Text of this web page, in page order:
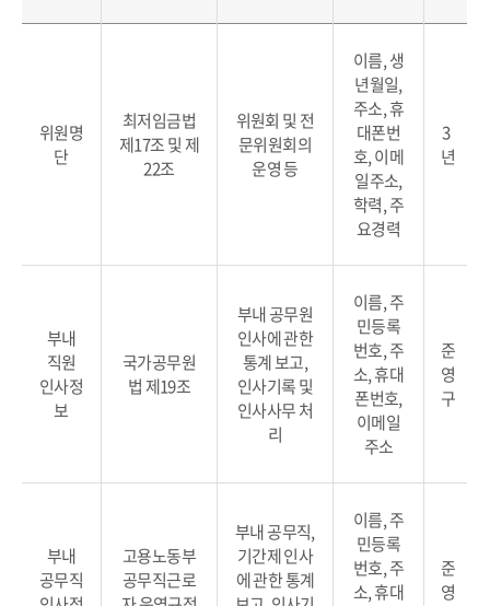
위원명
단
최저임금법
제17조 및 제
22조
위원회 및 전
문위원회의
운영 등
이름, 생
년월일,
주소, 휴
대폰번
호, 이메
일주소,
학력, 주
요경력
3
년
부내
직원
인사정
보
국가공무원
법 제19조
부내 공무원
인사에 관한
통계 보고,
인사기록 및
인사사무 처
리
이름, 주
민등록
번호, 주
소, 휴대
폰번호,
이메일
주소
준
영
구
부내
공무직
고용노동부
공무직근로
부내 공무직,
기간제 인사
에 관한 통계
이름, 주
민등록
번호, 주
소, 휴대
준
영